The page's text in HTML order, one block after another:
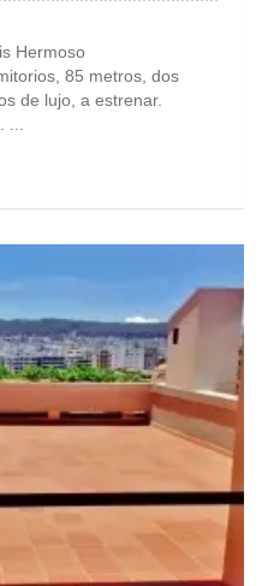
Hermoso
85 metros, dos
de lujo, a estrenar.